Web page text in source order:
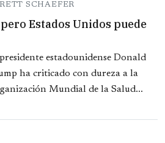
SCHAEFER
pero Estados Unidos puede
estadounidense Donald
ha criticado con dureza a la
Mundial de la Salud...